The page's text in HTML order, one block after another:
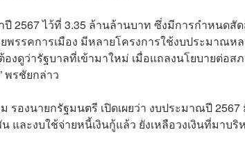
ปี 2567 ไว้ที่ 3.35 ล้านล้านบาท ซึ่งมีการกำหนดสั
พรรคการเมือง มีหลายโครงการใช้งบประมาณห
องดูว่ารัฐบาลที่เข้ามาใหม่ เมื่อแถลงนโยบายต่อ
พรชัยกล่าว
รองนายกรัฐมนตรี เปิดเผยว่า งบประมาณปี
และงบใช้จ่ายหนี้เงินกู้แล้ว ยังเหลือวงเงินที่มาบ